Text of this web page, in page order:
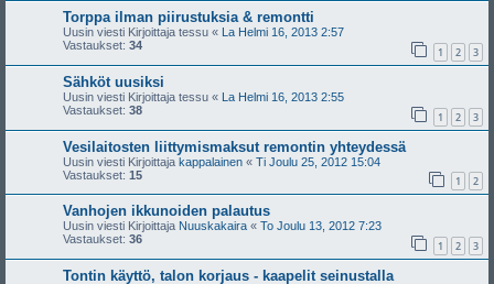
Torppa ilman piirustuksia & remontti
Uusin viesti Kirjoittaja tessu « La Helmi 16, 2013 2:57
Vastaukset: 34 1 2 3
Sähköt uusiksi
Uusin viesti Kirjoittaja tessu « La Helmi 16, 2013 2:55
Vastaukset: 38 1 2 3
Vesilaitosten liittymismaksut remontin yhteydessä
Uusin viesti Kirjoittaja kappalainen « Ti Joulu 25, 2012 15:04
Vastaukset: 15 1 2
Vanhojen ikkunoiden palautus
Uusin viesti Kirjoittaja Nuuskakaira « To Joulu 13, 2012 7:23
Vastaukset: 36 1 2 3
Tontin käyttö, talon korjaus - kaapelit seinustalla